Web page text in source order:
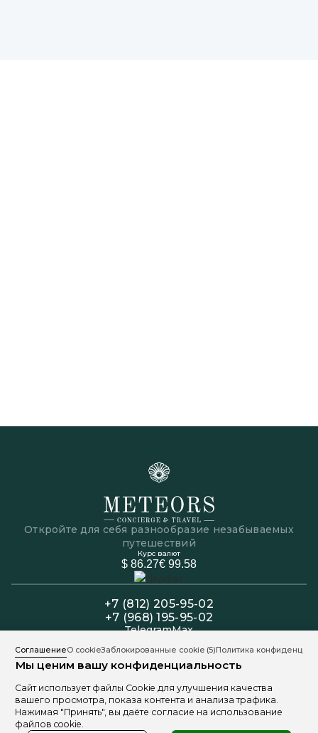
Откройте для себя разнообразие незабываемых
путешествий
Курс валют
$ 86.27€ 99.58
+7 (812) 205-95-02
+7 (968) 195-95-02
TelegramMax
Колл-центр: Пн-Вс 11:00 - 20:00
191025, Санкт-Петербург, ул. Марата 9
1999 - 2026 © «Meteors Travel»
СоглашениеО cookieЗаблокированные cookie (5) Политика
Мы ценим вашу конфиденциальность
Сайт использует файлы Cookie для улучшения качества
вашего просмотра, показа контента и анализа трафика.
Нажимая "Принять", вы даёте согласие на использование
файлов cookie.